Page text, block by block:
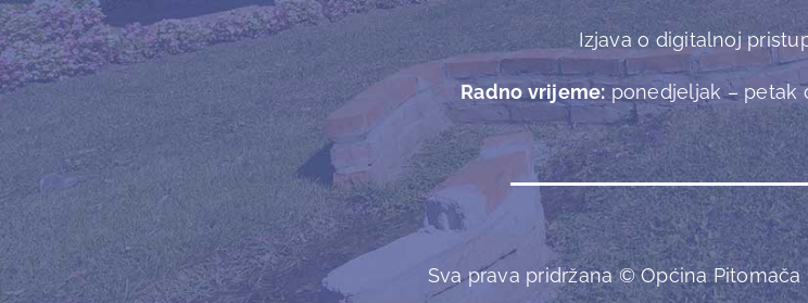
Izjava o digitalnoj
Radno vrijeme:ponedjeljak – petak
Sva prava pridržana © Općina Pitomača